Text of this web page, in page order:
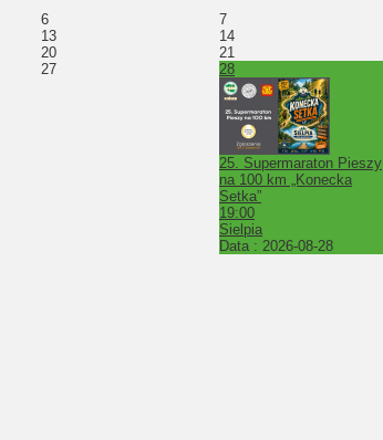
6 7
13 14
20 21
27 28
25. Supermaraton Pieszy
na 100 km „Konecka
Setka”
19:00
Sielpia
Data : 2026-08-28